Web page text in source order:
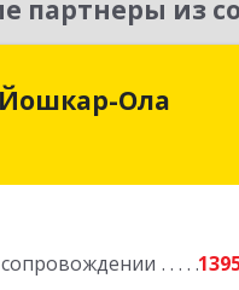
партнеры из
Йошкар-Ола
Йошкар-Ола
Эл Респ, Йошкар-Ола г,